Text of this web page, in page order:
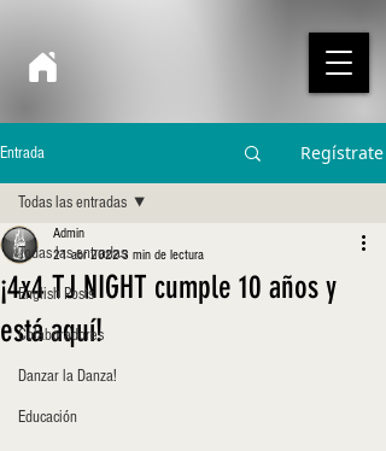
Entrada Regístrate
Todas las entradas
English Posts
Colaboradores
Danzar la Danza!
Educación
Todas las entradas
¡4x4 TJ NIGHT cumple 10 años y
está aquí!
Admin
21 abr 20223 min de lectura